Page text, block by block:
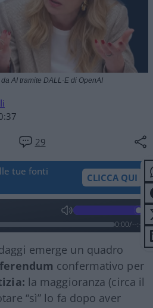
29
AI tramite DALL·E di OpenAI
tue fonti
CLICCA QUI
0:00/--:--
emerge un quadro
confermativo per
la maggioranza (circa il
“sì” lo fa dopo aver